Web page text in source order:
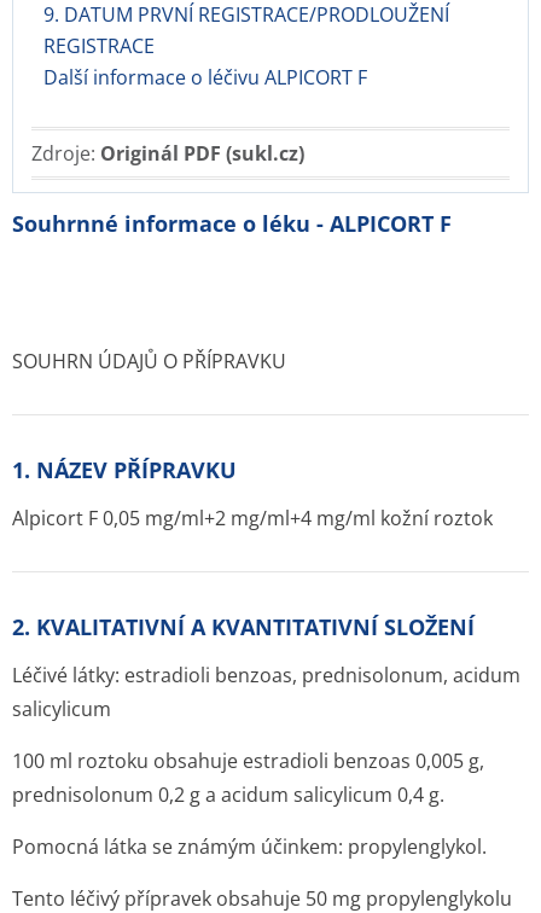
9. DATUM PRVNÍ REGISTRACE/PRODLOUŽENÍ
REGISTRACE
Další informace o léčivu ALPICORT F
Zdroje: Originál PDF (sukl.cz)
Souhrnné informace o léku - ALPICORT F
SOUHRN ÚDAJŮ O PŘÍPRAVKU
1. NÁZEV PŘÍPRAVKU
Alpicort F 0,05 mg/ml+2 m­g/ml+4 mg/ml kožní roztok
2. KVALITATIVNÍ A KVANTITATIVNÍ SLOŽENÍ
Léčivé látky: estradioli benzoas, prednisolonum, acidum
salicylicum
100 ml roztoku obsahuje estradioli benzoas 0,005 g,
prednisolonum 0,2 g a acidum salicylicum 0,4 g.
Pomocná látka se známým účinkem: propylenglykol.
Tento léčivý přípravek obsahuje 50 mg propylenglykolu